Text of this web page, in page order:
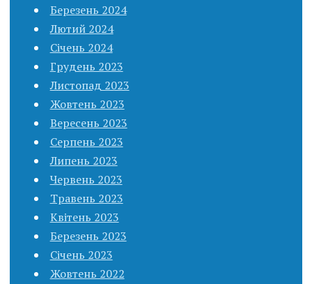
Березень 2024
Лютий 2024
Січень 2024
Грудень 2023
Листопад 2023
Жовтень 2023
Вересень 2023
Серпень 2023
Липень 2023
Червень 2023
Травень 2023
Квітень 2023
Березень 2023
Січень 2023
Жовтень 2022